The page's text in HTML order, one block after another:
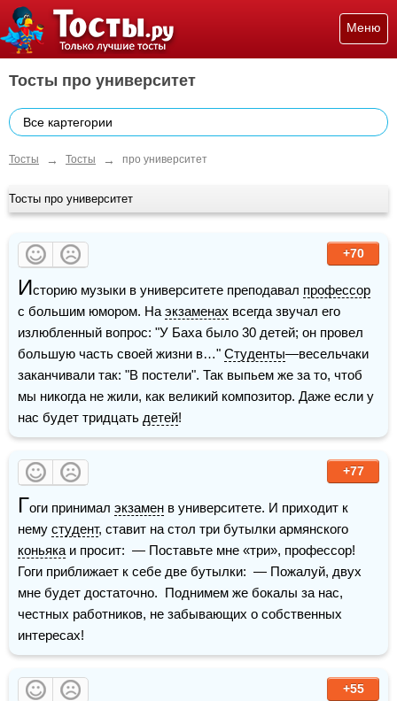
Меню
Тосты про университет
Все картегории
Тосты → Тосты → про университет
Тосты про университет
+70
Историю музыки в университете преподавал профессор
с большим юмором. На экзаменах всегда звучал его
излюбленный вопрос: "У Баха было 30 детей; он провел
большую часть своей жизни в…" Студенты—весельчаки
заканчивали так: "В постели". Так выпьем же за то, чтоб
мы никогда не жили, как великий композитор. Даже если у
нас будет тридцать детей!
+77
Гоги принимал экзамен в университете. И приходит к
нему студент
коньяка и просит:  — Поставьте мне «три», профессор!
Гоги приближает к себе две бутылки:  — Пожалуй, двух
мне будет достаточно.  Поднимем же бокалы за нас,
честных работников, не забывающих о собственных
интересах!
+55